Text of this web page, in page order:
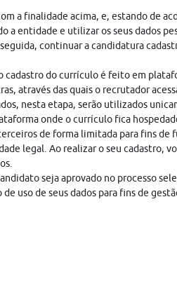
a finalidade acima, e, estando de
a entidade e utilizar os seus dados
continuar a candidatura
cadastro do currículo é feito em
através das quais o recrutador
nesta etapa, serão utilizados
onde o currículo fica
de forma limitada para fins de
legal. Ao realizar o seu cadastro,
seja aprovado no processo
uso de seus dados para fins de